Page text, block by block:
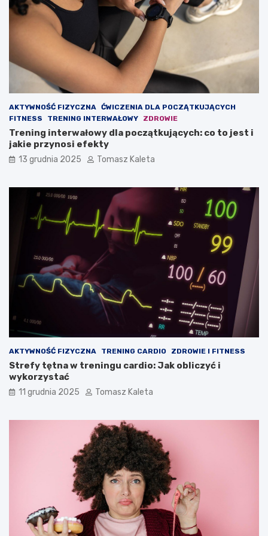
ć
m
m
n
i
o
w
ą
u
i
AKTYWNOŚĆ FIZYCZNA
ĆWICZENIA DLA POCZĄTKUJĄCYCH
FITNESS
TRENING INTERWAŁOWY ZDROWIE
Trening interwałowy dla początkujących: co to jest i
jakie przynosi efekty
13 grudnia 2025 Tomasz Kaleta
AKTYWNOŚĆ FIZYCZNA TRENING CARDIO ZDROWIE I FITNESS
Strefy tętna w treningu cardio: Jak obliczyć i
wykorzystać
11 grudnia 2025 Tomasz Kaleta